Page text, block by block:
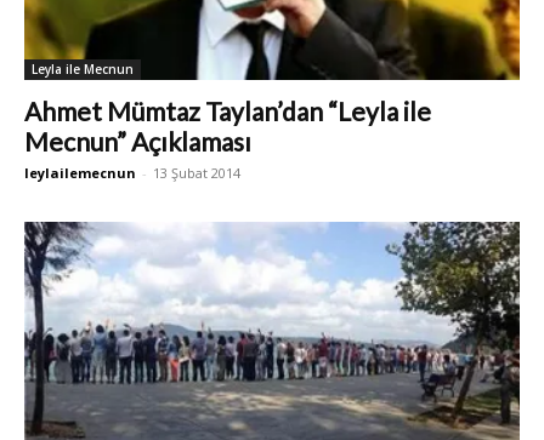
Leyla ile Mecnun
Ahmet Mümtaz Taylan’dan “Leyla ile
Mecnun” Açıklaması
leylailemecnun - 13 Şubat 2014